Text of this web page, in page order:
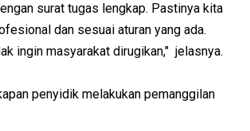
surat tugas lengkap. Pastinya kita
dan sesuai aturan yang ada.
ingin masyarakat dirugikan," jelasnya.
penyidik melakukan pemanggilan